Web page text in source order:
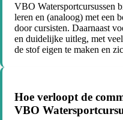
VBO Watersportcursussen
leren en (analoog) met een
door cursisten. Daarnaast
en duidelijke uitleg, met
de stof eigen te maken en
Hoe verloopt de
VBO